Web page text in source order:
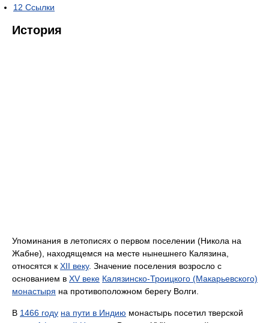
12 Ссылки
История
Упоминания в летописях о первом поселении (Никола на
Жабне), находящемся на месте нынешнего Калязина,
относятся к XII веку. Значение поселения возросло с
основанием в XV веке Калязинско-Троицкого (Макарьевского)
монастыря на противоположном берегу Волги.
В 1466 году на пути в Индию монастырь посетил тверской